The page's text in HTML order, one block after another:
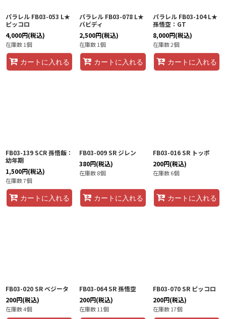
パラレル FB03-053 L★
ピッコロ
4,000円(税込)
在庫数 1個
カートに入れる
パラレル FB03-078 L★
バビディ
2,500円(税込)
在庫数 1個
カートに入れる
パラレル FB03-104 L★
孫悟空：GT
8,000円(税込)
在庫数 2個
カートに入れる
FB03-139 SCR 孫悟飯：
幼年期
1,500円(税込)
在庫数 7個
カートに入れる
FB03-009 SR ジレン
380円(税込)
在庫数 8個
カートに入れる
FB03-016 SR トッポ
200円(税込)
在庫数 6個
カートに入れる
FB03-020 SR ベジータ
200円(税込)
在庫数 4個
FB03-064 SR 孫悟空
200円(税込)
在庫数 11個
FB03-070 SR ピッコロ
200円(税込)
在庫数 17個